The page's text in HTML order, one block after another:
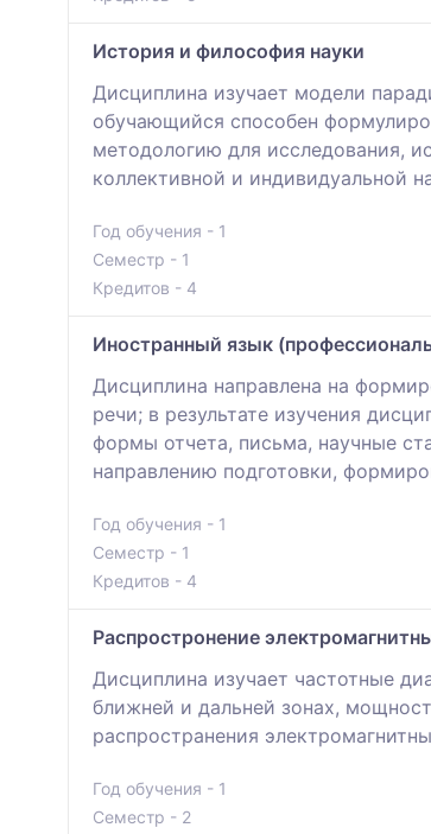
История и философия науки
Дисциплина изучает модели
обучающийся способен
методологию для исследования,
коллективной и индивидуальной
Год обучения - 1
Семестр - 1
Кредитов - 4
Иностранный язык
Дисциплина направлена на
речи; в результате изучения
формы отчета, письма, научные
направлению подготовки,
Год обучения - 1
Семестр - 1
Кредитов - 4
Распростронение
Дисциплина изучает частотные
ближней и дальней зонах,
распространения
Год обучения - 1
Семестр - 2